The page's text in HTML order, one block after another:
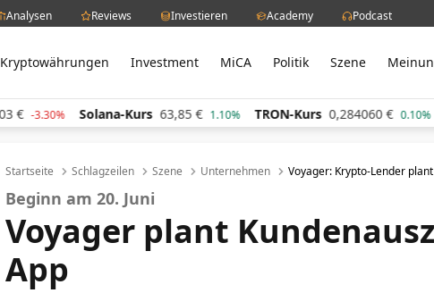
Analysen Reviews Investieren Academy Podcast
Kryptowährungen Investment MiCA Politik Szene
Solana-Kurs 63,85 € 1.10% TRON-Kurs 0,284060 € 0.10%
Startseite Schlagzeilen Szene Unternehmen Voyager: Krypto-Lender
Beginn am 20. Juni
Voyager plant
App